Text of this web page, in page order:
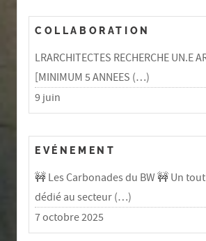
COLLABORATION
LRARCHITECTES RECHERCHE UN.E
[MINIMUM 5 ANNEES (…)
9 juin
EVÉNEMENT
🚧 Les Carbonades du BW 🚧 Un tout
dédié au secteur (…)
7 octobre 2025